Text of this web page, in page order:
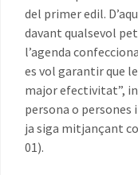
del primer edil.
davant qualsevol
l’agenda
es vol garantir que
major efectivitat”,
persona o persones
ja siga mitjançant
01).